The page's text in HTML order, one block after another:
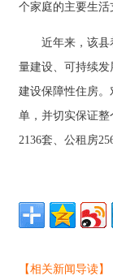
个家庭的主要生
近年来，该县着
量建设、可持续
建设保障性住房
单，并切实保证
2136套、公租房
【相关新闻导读】